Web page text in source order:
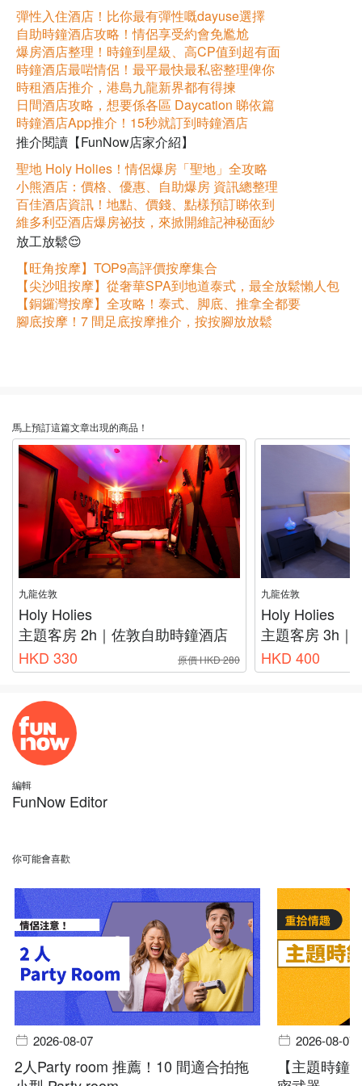
彈性入住酒店！比你最有彈性嘅dayuse選擇
自助時鐘酒店攻略！情侶享受約會免尷尬
爆房酒店整理！時鐘到星級、高CP值到超有面
時鐘酒店最啱情侶！最平最快最私密整理俾你
時租酒店推介，港島九龍新界都有得揀
日間酒店攻略，想要係各區 Daycation 睇依篇
時鐘酒店App推介！15秒就訂到時鐘酒店
推介閱讀【FunNow店家介紹】
聖地 Holy Holies！情侶爆房「聖地」全攻略
小熊酒店：價格、優惠、自助爆房 資訊總整理
百佳酒店資訊！地點、價錢、點樣預訂睇依到
維多利亞酒店爆房祕技，來掀開維記神秘面紗
放工放鬆😌
【旺角按摩】TOP9高評價按摩集合
【尖沙咀按摩】從奢華SPA到地道泰式，最全放鬆懶人包
【銅鑼灣按摩】全攻略！泰式、脚底、推拿全都要
腳底按摩！7 間足底按摩推介，按按腳放放鬆
馬上預訂這篇文章出現的商品！
九龍佐敦
Holy Holies
主題客房 2h｜佐敦自助時鐘酒店
原價 HKD 280
HKD 330
九龍佐敦
Holy Holies
主題客房 3h｜
HKD 400
編輯
FunNow Editor
你可能會喜歡
2026-08-07
2人Party room 推薦！10 間適合拍拖
2026-08-07
【主題時鐘